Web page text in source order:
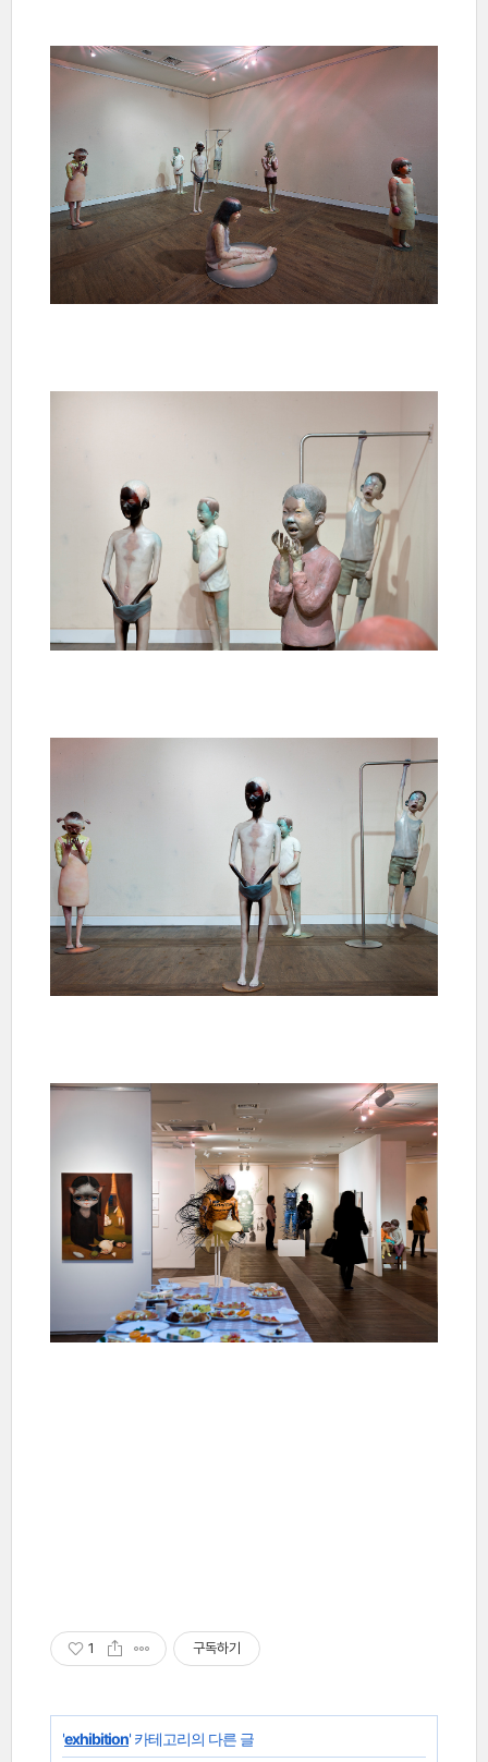
1 구독하기
'exhibition' 카테고리의 다른 글